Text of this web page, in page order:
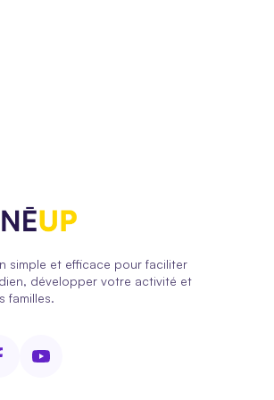
simple et efficace pour faciliter
développer votre activité et
familles.